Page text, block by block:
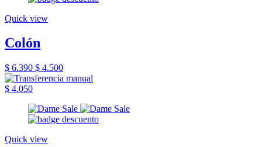
Quick view
Colón
$ 6.390 $ 4.500
$ 4.050
Quick view